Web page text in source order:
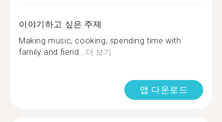
이야기하고 싶은 주제
Making music, cooking, spending time with
family and fiend...더 보기
앱 다운로드